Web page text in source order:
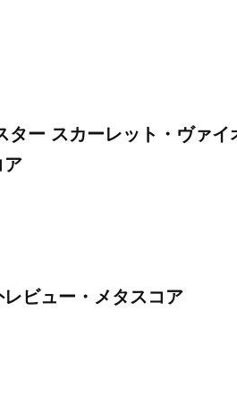
ター スカーレット・ヴァイ
ア
レビュー・メタスコア